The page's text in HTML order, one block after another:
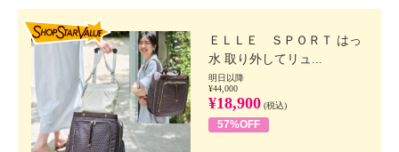
ＥＬＬＥ ＳＰＯＲＴ はっ
水 取り外してリュ...
明日以降
¥44,000
¥18,900 (税込)
57%OFF